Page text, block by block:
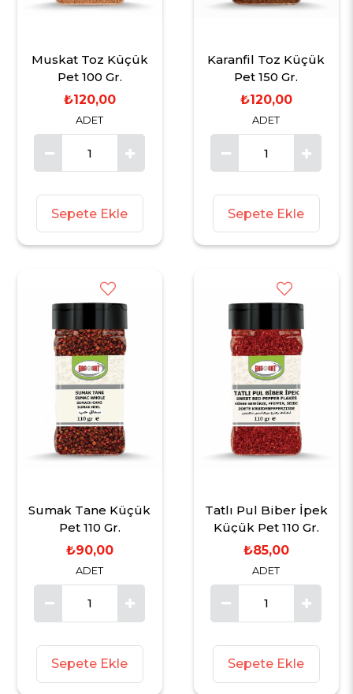
Muskat Toz Küçük
Pet 100 Gr.
ADET
₺120,00
Sepete Ekle
Karanfil Toz Küçük
Pet 150 Gr.
ADET
₺120,00
Sepete Ekle
Sumak Tane Küçük
Pet 110 Gr.
ADET
₺90,00
Sepete Ekle
Tatlı Pul Biber İpek
Küçük Pet 110 Gr.
ADET
₺85,00
Sepete Ekle